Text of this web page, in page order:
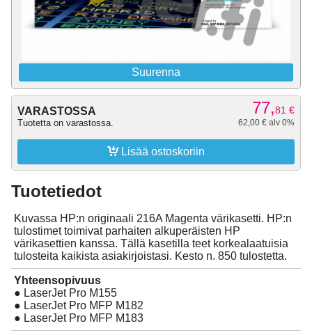
Suurenna
VARASTOSSA
Tuotetta on varastossa.
77,81 €
62,00 € alv 0%
 Lisää ostoskoriin
Tuotetiedot
Kuvassa HP:n originaali 216A Magenta värikasetti. HP:n
tulostimet toimivat parhaiten alkuperäisten HP
värikasettien kanssa. Tällä kasetilla teet korkealaatuisia
tulosteita kaikista asiakirjoistasi. Kesto n. 850 tulostetta.
Yhteensopivuus
● LaserJet Pro M155
● LaserJet Pro MFP M182
● LaserJet Pro MFP M183